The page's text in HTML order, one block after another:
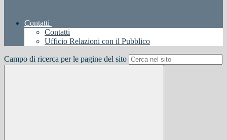
Contatti
Contatti
Ufficio Relazioni con il Pubblico
Campo di ricerca per le pagine del sito